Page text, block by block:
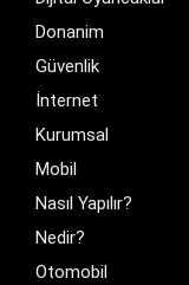
Donanim
Güvenlik
İnternet
Kurumsal
Mobil
Nasıl Yapılır?
Nedir?
Otomobil